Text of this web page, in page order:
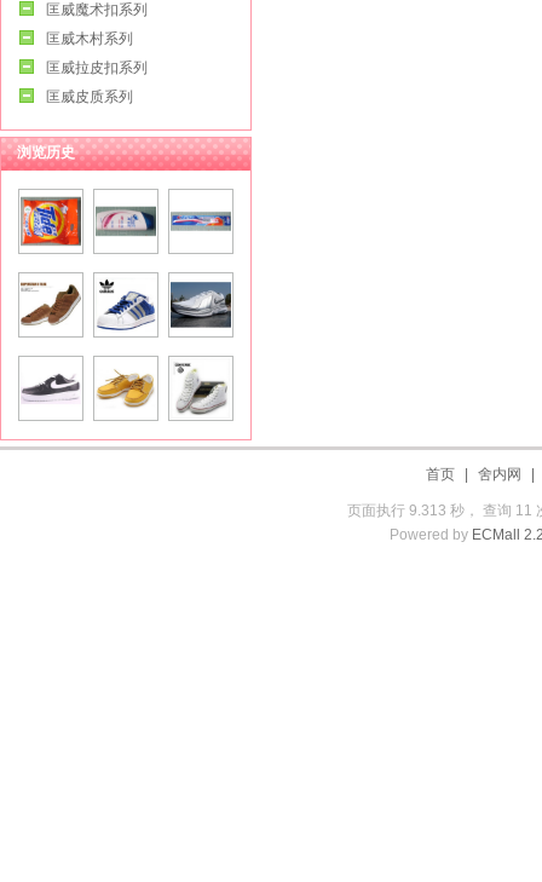
匡威魔术扣系列
匡威木村系列
匡威拉皮扣系列
匡威皮质系列
浏览历史
首页 舍内网
页面执行 9.313 秒， 查询 11
Powered by ECMall